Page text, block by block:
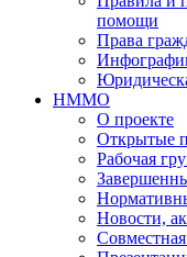
помощи
Права
НММО
О проекте
Открытые
Рабочая
Новости,